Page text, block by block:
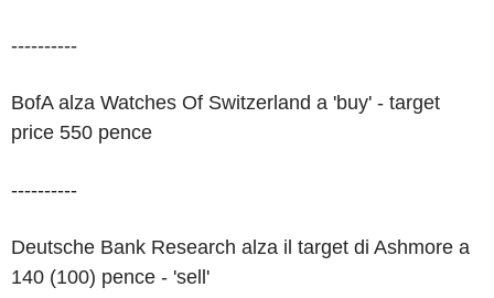
----------
BofA alza Watches Of Switzerland a 'buy' - target
price 550 pence
----------
Deutsche Bank Research alza il target di Ashmore a
140 (100) pence - 'sell'